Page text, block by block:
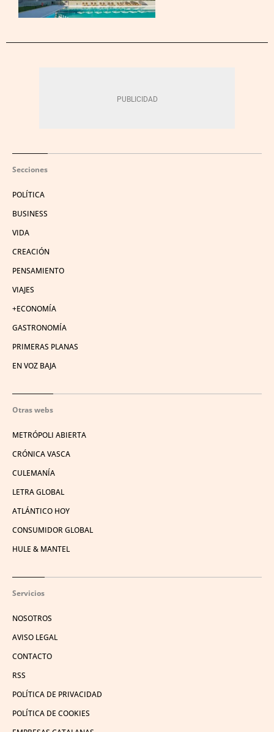
Secciones
POLÍTICA
BUSINESS
VIDA
CREACIÓN
PENSAMIENTO
VIAJES
+ECONOMÍA
GASTRONOMÍA
PRIMERAS PLANAS
EN VOZ BAJA
Otras webs
METRÓPOLI ABIERTA
CRÓNICA VASCA
CULEMANÍA
LETRA GLOBAL
ATLÁNTICO HOY
CONSUMIDOR GLOBAL
HULE & MANTEL
Servicios
NOSOTROS
AVISO LEGAL
CONTACTO
RSS
POLÍTICA DE PRIVACIDAD
POLÍTICA DE COOKIES